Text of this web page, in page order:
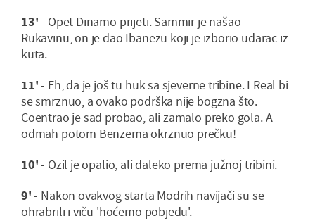
13'- Opet Dinamo prijeti. Sammir je našao
Rukavinu, on je dao Ibanezu koji je izborio udarac iz
kuta.
11'- Eh, da je još tu huk sa sjeverne tribine. I Real bi
se smrznuo, a ovako podrška nije bogzna što.
Coentrao je sad probao, ali zamalo preko gola. A
odmah potom Benzema okrznuo prečku!
10'- Ozil je opalio, ali daleko prema južnoj tribini.
9'- Nakon ovakvog starta Modrih navijači su se
ohrabrili i viču 'hoćemo pobjedu'.